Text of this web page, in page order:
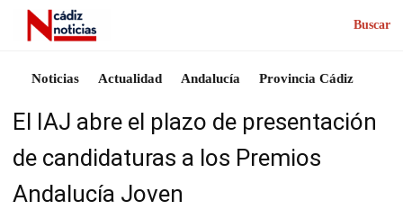
Buscar
Noticias Actualidad Andalucía Provincia Cádiz
El IAJ abre el plazo de presentación
de candidaturas a los Premios
Andalucía Joven